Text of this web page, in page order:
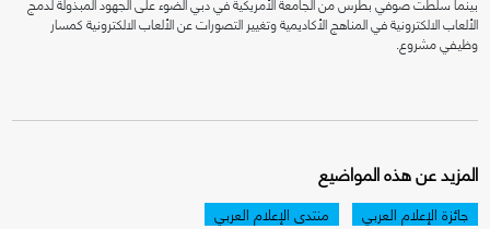
الألعاب الالكترونية في المناهج الأكاديمية وتغيير التصورات عن الألعاب الالكترونية كمسار
وظيفي مشروع.
المزيد عن هذه المواضيع
جائزة الإعلام العربي
منتدى الإعلام العربي